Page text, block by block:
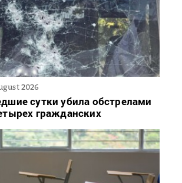
2026
сутки убила обстрелами
гражданских